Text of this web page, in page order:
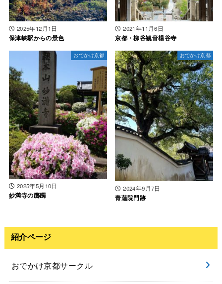
2025年12月1日
保津峡駅からの景色
2021年11月6日
京都・柳谷観音楊谷寺
おでかけ京都
2025年5月10日
妙満寺の躑躅
おでかけ京都
2024年9月7日
青蓮院門跡
紹介ページ
おでかけ京都サークル